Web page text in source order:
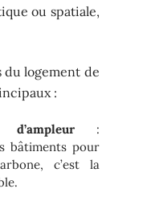
ou spatiale,
du logement de
:
:
bâtiments pour
c’est la